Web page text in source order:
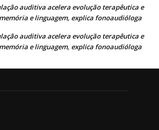
auditiva acelera evolução terapêutica e
e linguagem, explica fonoaudióloga
auditiva acelera evolução terapêutica e
e linguagem, explica fonoaudióloga